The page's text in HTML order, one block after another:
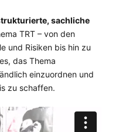
sachliche
TRT – von den
und Risiken bis hin zu
das Thema
einzuordnen und
zu schaffen.